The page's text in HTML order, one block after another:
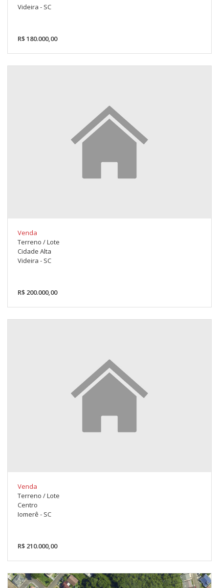
Videira - SC
R$ 180.000,00
Venda
Terreno / Lote
Cidade Alta
Videira - SC
R$ 200.000,00
Venda
Terreno / Lote
Centro
Iomerê - SC
R$ 210.000,00